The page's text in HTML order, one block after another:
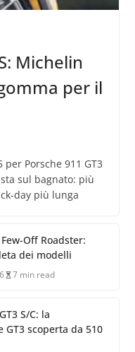
Michelin
per il
Porsche 911 GT3
sul bagnato: più
day più lunga
Off Roadster:
dei modelli
7 min read
S/C: la
GT3 scoperta da 510